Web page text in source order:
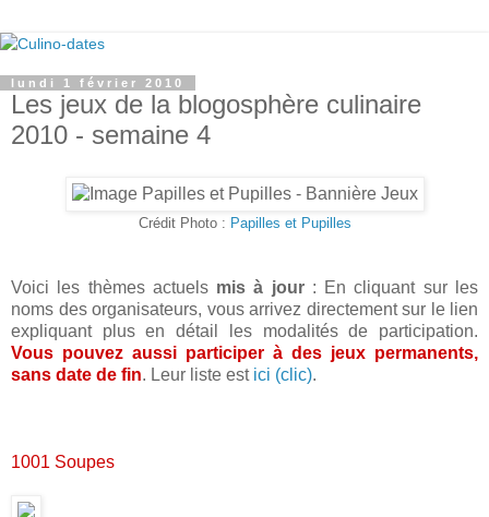
lundi 1 février 2010
Les jeux de la blogosphère culinaire
2010 - semaine 4
Crédit Photo : Papilles et Pupilles
Voici les thèmes actuels mis à jour: En cliquant sur les
noms des organisateurs, vous arrivez directement sur le lien
expliquant plus en détail les modalités de participation.
Vous pouvez aussi participer à des jeux permanents,
sans date de fin. Leur liste est ici (clic).
1001 Soupes